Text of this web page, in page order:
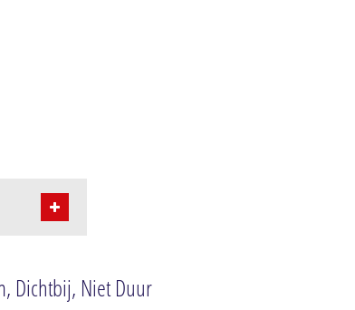
Dichtbij, Niet Duur